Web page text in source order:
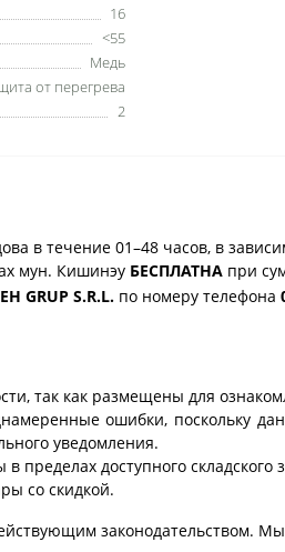
16
<55
Медь
от перегрева
2
в течение 01–48 часов, в
мун. Кишинэу БЕСПЛАТНА при
GRUP S.R.L. по номеру телефона
так как размещены для
ошибки, поскольку
уведомления.
доступного складского
со скидкой.
законодательством.